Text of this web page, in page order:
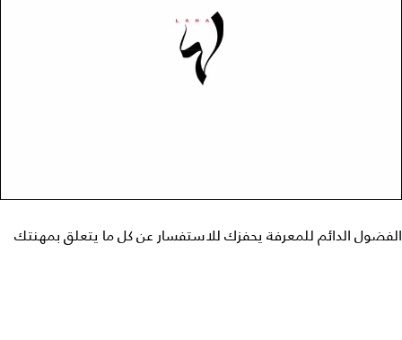
الفضول الدائم للمعرفة يحفزك للاستفسار عن كل ما يتعلق بمهنتك